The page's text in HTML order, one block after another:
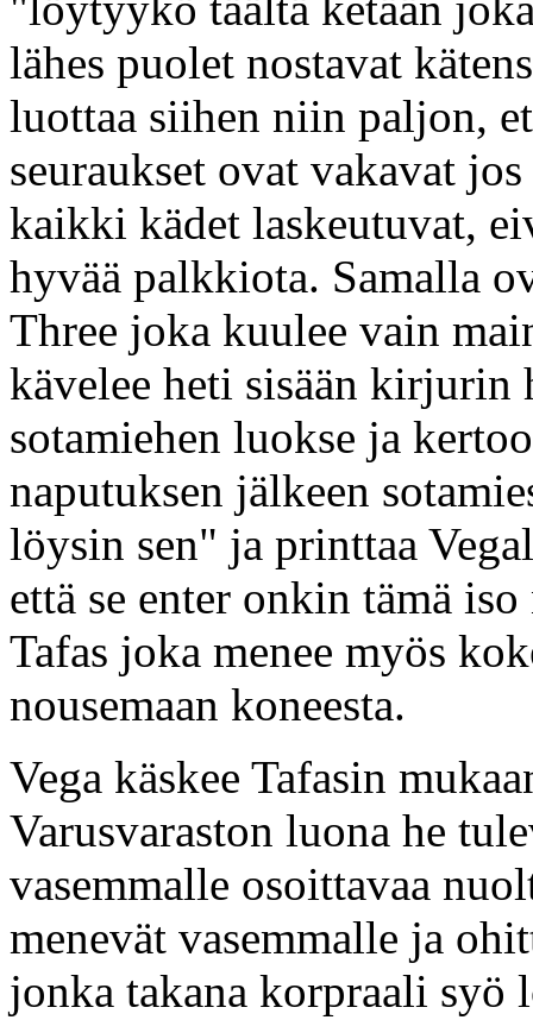
lähes puolet nostavat
luottaa siihen niin paljon,
seuraukset ovat vakavat
kaikki kädet laskeutuvat,
hyvää palkkiota. Samalla
Three joka kuulee vain
kävelee heti sisään kirjurin
sotamiehen luokse ja
naputuksen jälkeen
löysin sen" ja printtaa
että se enter onkin tämä
Tafas joka menee myös
nousemaan koneesta.
Vega käskee Tafasin
Varusvaraston luona he
vasemmalle osoittavaa
menevät vasemmalle ja
jonka takana korpraali syö